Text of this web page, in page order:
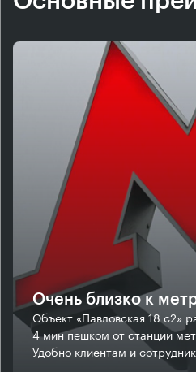
Очень близко к
Объект «Павловская 18 с2»
4 мин пешком от станции
Удобно клиентам и